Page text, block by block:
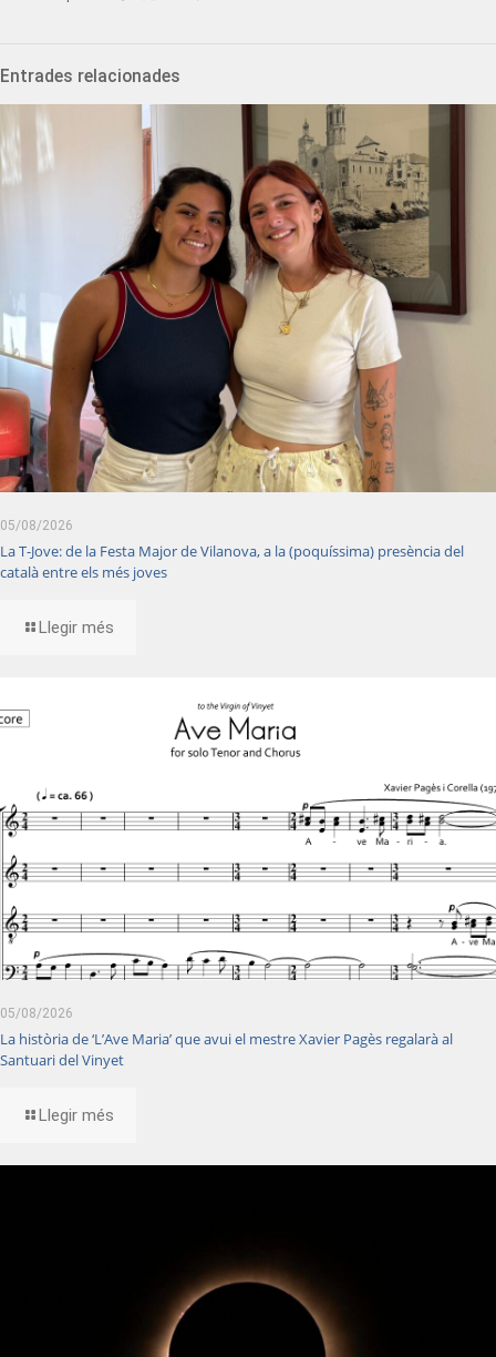
Entrades relacionades
05/08/2026
La T-Jove: de la Festa Major de Vilanova, a la (poquíssima) presència del
català entre els més joves
Llegir més
05/08/2026
La història de ‘L’Ave Maria’ que avui el mestre Xavier Pagès regalarà al
Santuari del Vinyet
Llegir més